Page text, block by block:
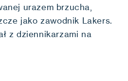
urazem brzucha,
jako zawodnik Lakers.
z dziennikarzami na